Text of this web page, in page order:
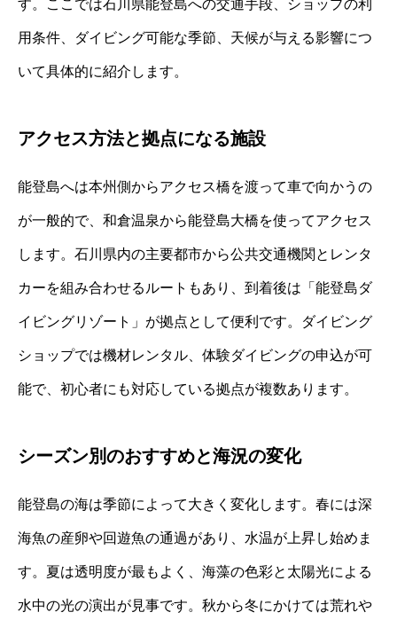
す。ここでは石川県能登島への交通手段、ショップの利
用条件、ダイビング可能な季節、天候が与える影響につ
いて具体的に紹介します。
アクセス方法と拠点になる施設
能登島へは本州側からアクセス橋を渡って車で向かうの
が一般的で、和倉温泉から能登島大橋を使ってアクセス
します。石川県内の主要都市から公共交通機関とレンタ
カーを組み合わせるルートもあり、到着後は「能登島ダ
イビングリゾート」が拠点として便利です。ダイビング
ショップでは機材レンタル、体験ダイビングの申込が可
能で、初心者にも対応している拠点が複数あります。
シーズン別のおすすめと海況の変化
能登島の海は季節によって大きく変化します。春には深
海魚の産卵や回遊魚の通過があり、水温が上昇し始めま
す。夏は透明度が最もよく、海藻の色彩と太陽光による
水中の光の演出が見事です。秋から冬にかけては荒れや